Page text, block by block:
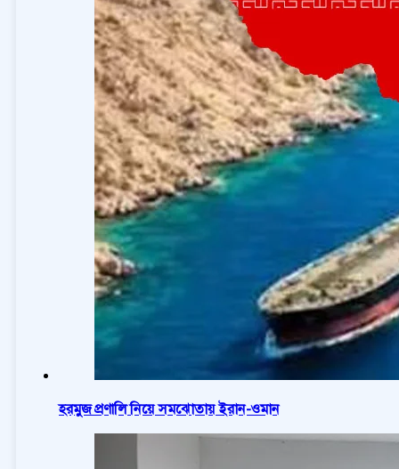
হরমুজ প্রণালি নিয়ে সমঝোতায় ইরান-ওমান